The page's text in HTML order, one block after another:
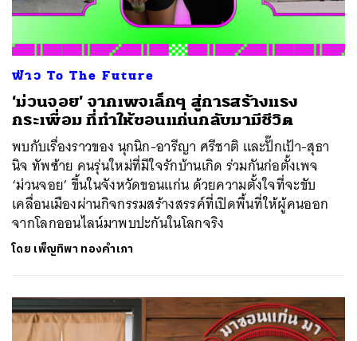
ฟ่าว To The Future
‘ม่วนจอย’ จากเพจเล็กๆ สู่การสร้างแรง
กระเพื่อม ที่ทำให้ขอนแก่นกลับมามีชีวิต
พบกับเรื่องราวของ นุกนิก-อารีญา ศรีชาติ และปั๊กเป้า-สุธา
นิจ ทัพซ้าย คนรุ่นใหม่ที่มีใจรักบ้านเกิด ร่วมกันก่อตั้งเพจ
‘ม่วนจอย’ ขึ้นในจังหวัดขอนแก่น ด้วยความตั้งใจที่จะขับ
เคลื่อนเมืองผ่านกิจกรรมสร้างสรรค์ที่เปิดพื้นที่ให้ผู้คนออก
จากโลกออนไลน์มาพบปะกันในโลกจริง
โดย เพ็ญทิพา ทองคำเภา